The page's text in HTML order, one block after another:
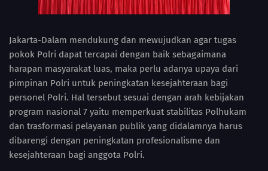
Jakarta-Dalam mendukung dan mewujudkan agar tugas
pokok Polri dapat tercapai dengan baik sebagaimana
harapan masyarakat luas, maka perlu adanya upaya dari
pimpinan Polri untuk peningkatan kesejahteraan bagi
personel Polri. Hal tersebut sesuai dengan arah kebijakan
program nasional 7 yaitu memperkuat stabilitas Polhukam
dan trasformasi pelayanan publik yang didalamnya harus
dibarengi dengan peningkatan profesionalisme dan
kesejahteraan bagi anggota Polri.